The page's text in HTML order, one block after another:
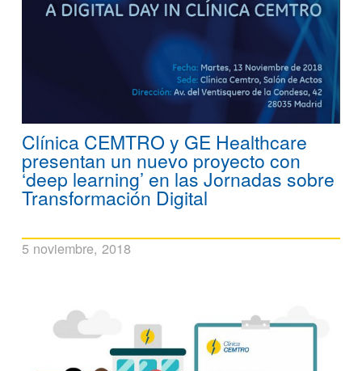
Clínica CEMTRO y GE Healthcare
presentan un nuevo proyecto con
‘deep learning’ en las Jornadas sobre
Transformación Digital
5 noviembre, 2018